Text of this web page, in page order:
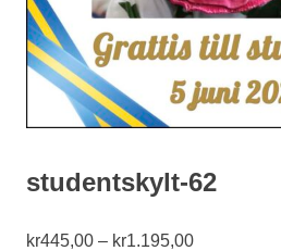
studentskylt-62
kr445,00 – kr1.195,00Prisintervall: